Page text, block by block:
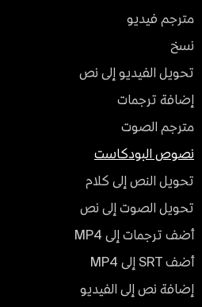
مترجم فيديو
نسخ
تحويل الفيديو إلى نص
إضافة ترجمات
مترجم الصوت
نصوص البودكاست
تحويل النص إلى كلام
تحويل الصوت إلى نص
أضف ترجمات إلى MP4
أضف SRT إلى MP4
إضافة نص إلى الفيديو